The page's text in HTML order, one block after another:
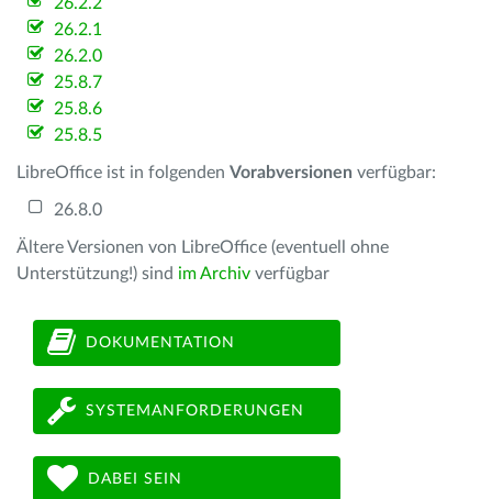
26.2.1
26.2.0
25.8.7
25.8.6
25.8.5
LibreOffice ist in folgenden Vorabversionen verfügbar:
26.8.0
Ältere Versionen von LibreOffice (eventuell ohne
Unterstützung!) sind im Archiv verfügbar
DOKUMENTATION
SYSTEMANFORDERUNGEN
DABEI SEIN